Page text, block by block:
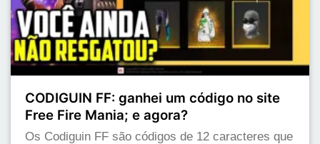
CODIGUIN FF: ganhei um código no site
Free Fire Mania; e agora?
Os Codiguin FF são códigos de 12 caracteres que